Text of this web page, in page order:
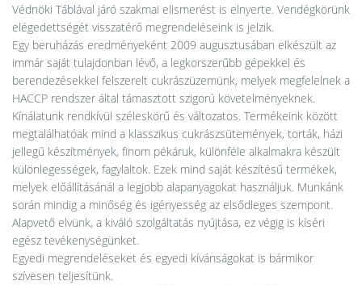
Védnöki Táblával járó szakmai elismerést is elnyerte. Vendégkörünk
elégedettségét visszatérő megrendeléseink is jelzik.
Egy beruházás eredményeként 2009 augusztusában elkészült az
immár saját tulajdonban lévő, a legkorszerűbb gépekkel és
berendezésekkel felszerelt cukrászüzemünk, melyek megfelelnek a
HACCP rendszer által támasztott szigorú követelményeknek.
Kínálatunk rendkívül széleskörű és változatos. Termékeink között
megtalálhatóak mind a klasszikus cukrászsütemények, torták, házi
jellegű készítmények, finom pékáruk, különféle alkalmakra készült
különlegességek, fagylaltok. Ezek mind saját készítésű termékek,
melyek előállításánál a legjobb alapanyagokat használjuk. Munkánk
során mindig a minőség és igényesség az elsődleges szempont.
Alapvető elvünk, a kiváló szolgáltatás nyújtása, ez végig is kíséri
egész tevékenységünket.
Egyedi megrendeléseket és egyedi kívánságokat is bármikor
szívesen teljesítünk.